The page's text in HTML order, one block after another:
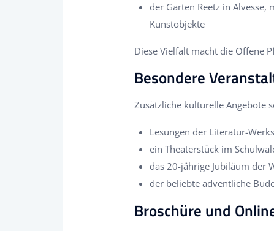
der Garten Reetz in
Kunstobjekte
Diese Vielfalt macht die Offene
Besondere
Zusätzliche kulturelle Angebote
Lesungen der Literatur-
ein Theaterstück im
das 20-jährige Jubiläum der
der beliebte adventliche
Broschüre und